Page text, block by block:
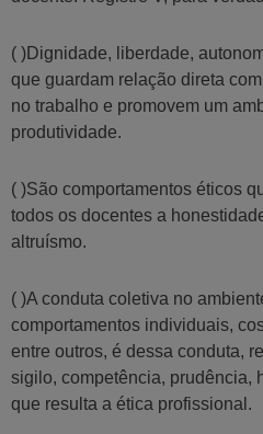
( )Dignidade, liberdade,
que guardam relação direta
no trabalho e promovem um
produtividade.
( )São comportamentos éticos
todos os docentes a
altruísmo.
( )A conduta coletiva no
comportamentos individuais,
entre outros, é dessa conduta,
sigilo, competência, prudência,
que resulta a ética profissional.